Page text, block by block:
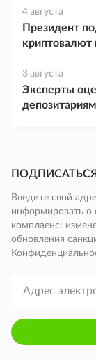
4 августа
Президент
криптовалют
3 августа
Эксперты
депозитариям
Введите свой
информировать о
комплаенс:
обновления